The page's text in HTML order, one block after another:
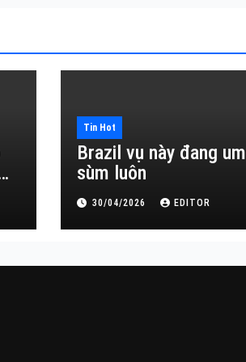
Tin Hot
Brazil vụ này đang um
sùm luôn
30/04/2026 EDITOR